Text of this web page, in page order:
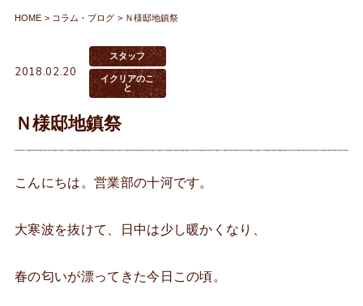
HOME コラム・ブログ Ｎ様邸地鎮祭
2018.02.20
スタッフ
イクリアのこ
と
Ｎ様邸地鎮祭
こんにちは。営業部の十河です。
大寒波を抜けて、日中は少し暖かくなり、
春の匂いが漂ってきた今日この頃。